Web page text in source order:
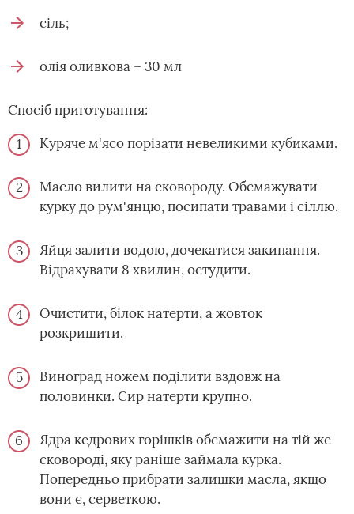
сіль;
олія оливкова – 30 мл
Спосіб приготування:
Куряче м'ясо порізати невеликими кубиками.
Масло вилити на сковороду. Обсмажувати
курку до рум'янцю, посипати травами і сіллю.
Яйця залити водою, дочекатися закипання.
Відрахувати 8 хвилин, остудити.
Очистити, білок натерти, а жовток
розкришити.
Виноград ножем поділити вздовж на
половинки. Сир натерти крупно.
Ядра кедрових горішків обсмажити на тій же
сковороді, яку раніше займала курка.
Попередньо прибрати залишки масла, якщо
вони є, серветкою.